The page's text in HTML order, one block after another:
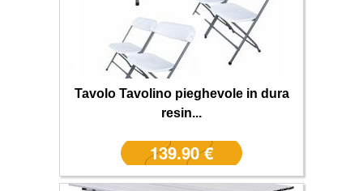
Tavolo Tavolino pieghevole in dura
resin...
139.90 €